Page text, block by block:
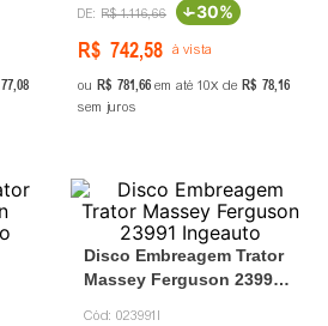
77,08
R$ 1.116,66 -30%
R$ 742,58 à vista
ou R$ 781,66 em até 10 de R$ 78,16
sem juros
Disco Embreagem Trator
Massey Ferguson 23991
Cód: 023991I